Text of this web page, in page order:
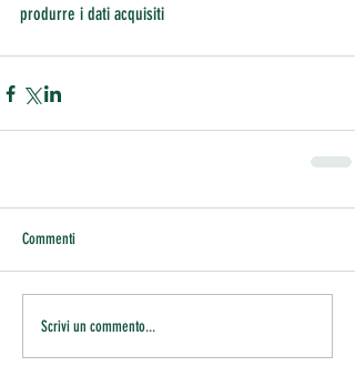
produrre i dati acquisiti
Commenti
Scrivi un commento...